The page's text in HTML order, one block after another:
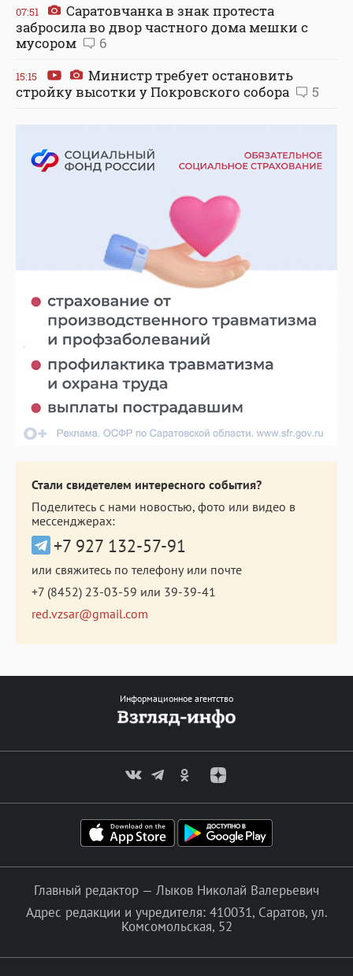
07:51
Саратовчанка в знак протеста
забросила во двор частного дома мешки с
мусором
6
15:15
Министр требует остановить
стройку высотки у Покровского собора
5
Стали свидетелем интересного события?
Поделитесь с нами новостью, фото или видео в
мессенджерах:
+7 927 132-57-91
или свяжитесь по телефону или почте
+7 (8452) 23-03-59 или 39-39-41
red.vzsar@gmail.com
Информационное агентство
Главный редактор — Лыков Николай Валерьевич
Адрес редакции и учредителя: 410031, Саратов, ул.
Комсомольская, 52